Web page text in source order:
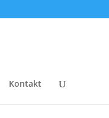
Kontakt